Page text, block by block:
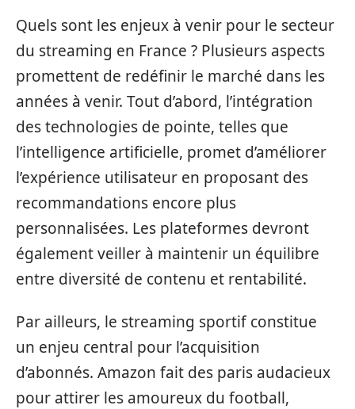
Quels sont les enjeux à venir pour le secteur
du streaming en France ? Plusieurs aspects
promettent de redéfinir le marché dans les
années à venir. Tout d’abord, l’intégration
des technologies de pointe, telles que
l’intelligence artificielle, promet d’améliorer
l’expérience utilisateur en proposant des
recommandations encore plus
personnalisées. Les plateformes devront
également veiller à maintenir un équilibre
entre diversité de contenu et rentabilité.
Par ailleurs, le streaming sportif constitue
un enjeu central pour l’acquisition
d’abonnés. Amazon fait des paris audacieux
pour attirer les amoureux du football,